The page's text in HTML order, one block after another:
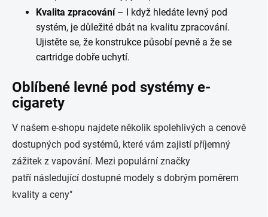
Kvalita zpracování– I když hledáte levný pod
systém, je důležité dbát na kvalitu zpracování.
Ujistěte se, že konstrukce působí pevně a že se
cartridge dobře uchytí.
Oblíbené levné pod systémy e-
cigarety
V našem e-shopu najdete několik spolehlivých a cenově
dostupných pod systémů, které vám zajistí příjemný
zážitek z vapování. Mezi populární značky
patří následující dostupné modely s dobrým poměrem
kvality a ceny"